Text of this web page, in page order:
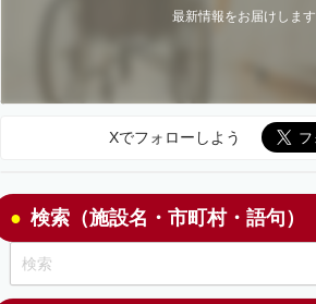
最新情報をお届けします
Xでフォローしよう
検索（施設名・市町村・語句）